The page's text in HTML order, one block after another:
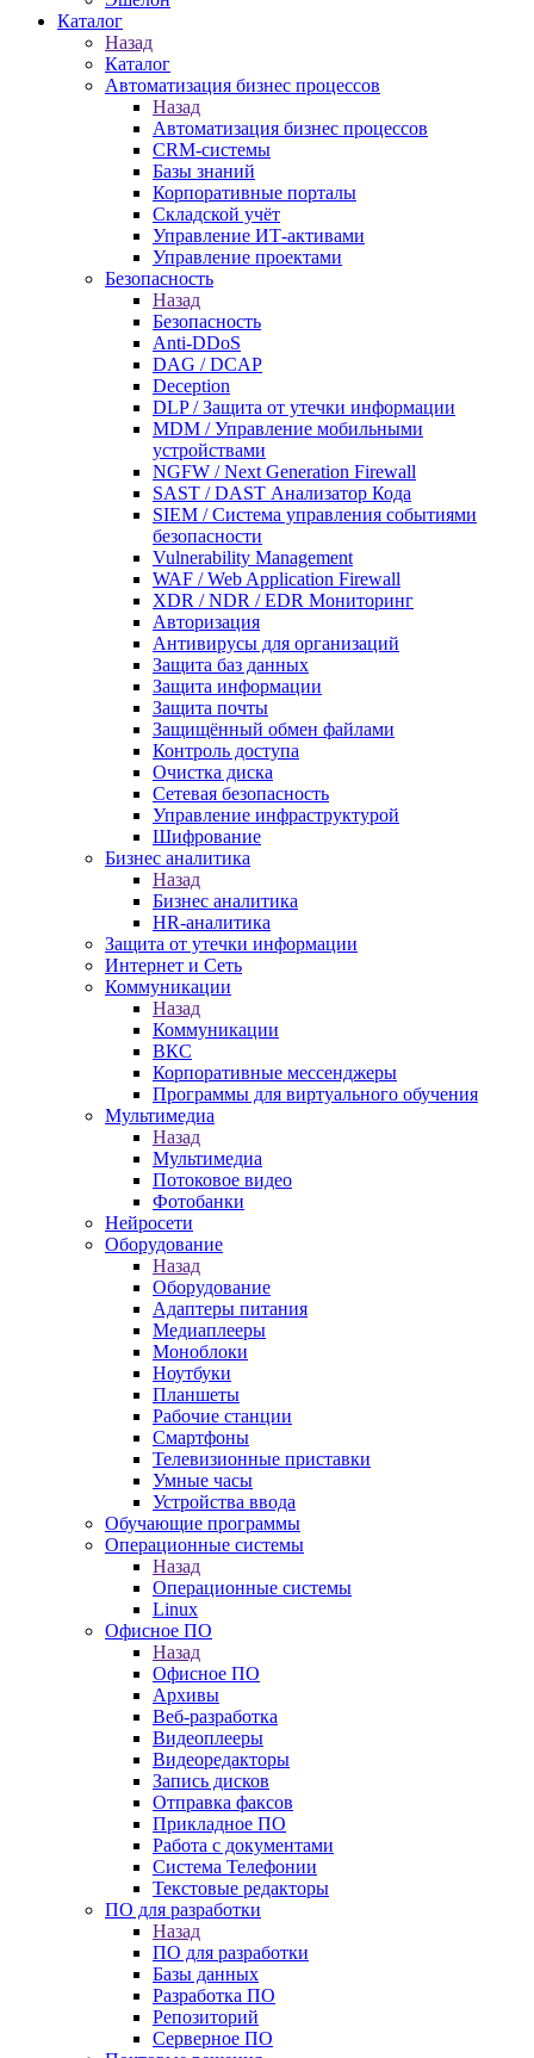
Каталог
Назад
Каталог
Автоматизация бизнес процессов
Назад
Автоматизация бизнес процессов
CRM-системы
Базы знаний
Корпоративные порталы
Складской учёт
Управление ИТ-активами
Управление проектами
Безопасность
Назад
Безопасность
Anti-DDoS
DAG / DCAP
Deception
DLP / Защита от утечки информации
MDM / Управление мобильными
устройствами
NGFW / Next Generation Firewall
SAST / DAST Анализатор Кода
SIEM / Система управления событиями
безопасности
Vulnerability Management
WAF / Web Application Firewall
XDR / NDR / EDR Мониторинг
Авторизация
Антивирусы для организаций
Защита баз данных
Защита информации
Защита почты
Защищённый обмен файлами
Контроль доступа
Очистка диска
Сетевая безопасность
Управление инфраструктурой
Шифрование
Бизнес аналитика
Назад
Бизнес аналитика
HR-аналитика
Защита от утечки информации
Интернет и Сеть
Коммуникации
Назад
Коммуникации
ВКС
Корпоративные мессенджеры
Программы для виртуального обучения
Мультимедиа
Назад
Мультимедиа
Потоковое видео
Фотобанки
Нейросети
Оборудование
Назад
Оборудование
Адаптеры питания
Медиаплееры
Моноблоки
Ноутбуки
Планшеты
Рабочие станции
Смартфоны
Телевизионные приставки
Умные часы
Устройства ввода
Обучающие программы
Операционные системы
Назад
Операционные системы
Linux
Офисное ПО
Назад
Офисное ПО
Архивы
Веб-разработка
Видеоплееры
Видеоредакторы
Запись дисков
Отправка факсов
Прикладное ПО
Работа с документами
Система Телефонии
Текстовые редакторы
ПО для разработки
Назад
ПО для разработки
Базы данных
Разработка ПО
Репозиторий
Серверное ПО